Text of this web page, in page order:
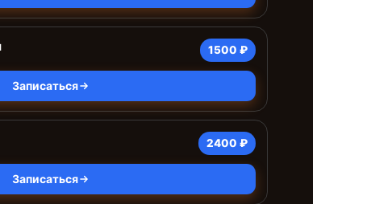
1500 ₽
Записаться
2400 ₽
Записаться